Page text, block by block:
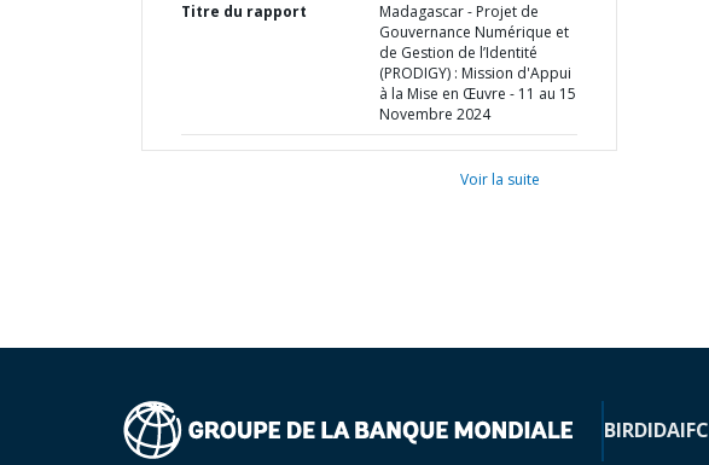
Titre du rapport
Madagascar - Projet de
Gouvernance Numérique et
de Gestion de l’Identité
(PRODIGY) : Mission d'Appui
à la Mise en Œuvre - 11 au 15
Novembre 2024
Voir la suite
BIRDIDAIFC